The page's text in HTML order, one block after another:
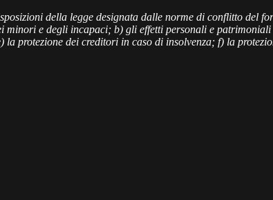
della legge designata dalle norme di conflitto del
minori e degli incapaci; b) gli effetti personali e
protezione dei creditori in caso di insolvenza; f) la